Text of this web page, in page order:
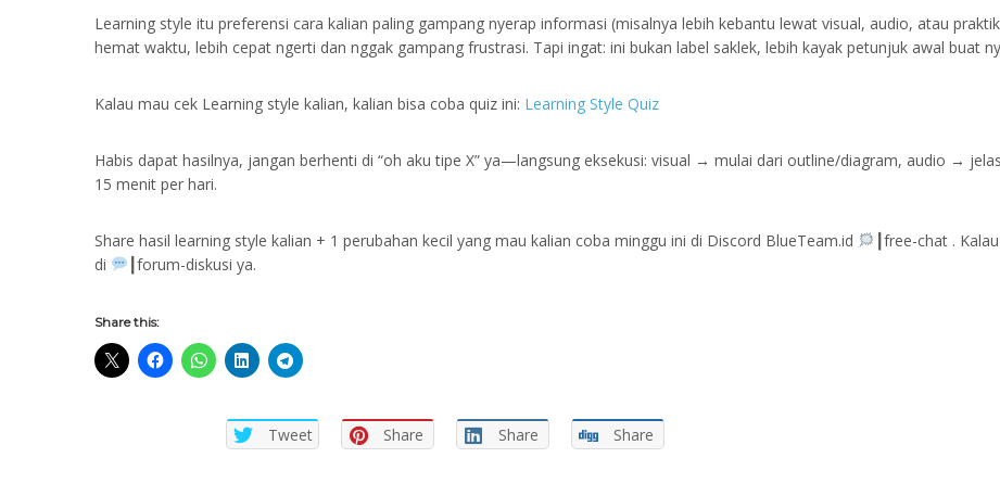
Learning style itu preferensi cara kalian paling gampang nyerap informasi (misalnya lebih kebantu lewat visual, audio, atau
hemat waktu, lebih cepat ngerti dan nggak gampang frustrasi. Tapi ingat: ini bukan label saklek, lebih kayak petunjuk awal buat
Kalau mau cek Learning style kalian, kalian bisa coba quiz ini: Learning Style Quiz
Habis dapat hasilnya, jangan berhenti di “oh aku tipe X” ya—langsung eksekusi: visual → mulai dari outline/diagram, audio →
15 menit per hari.
Share hasil learning style kalian + 1 perubahan kecil yang mau kalian coba minggu ini di Discord BlueTeam.id ⁠
┃free-chat .
di ⁠
┃forum-diskusi ya.
Share this:
Tweet Share Share Share